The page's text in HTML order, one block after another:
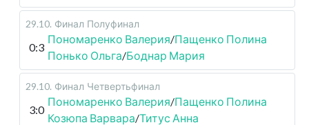
29.10. Финал Полуфинал
0:3
Пономаренко Валерия/Пащенко Полина
Понько Ольга/Боднар Мария
29.10. Финал Четвертьфинал
3:0
Пономаренко Валерия/Пащенко Полина
Козюпа Варвара/Титус Анна